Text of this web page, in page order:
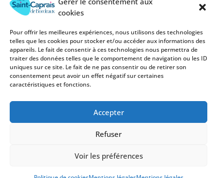
cookies
Pour offrir les meilleures expériences, nous utilisons des technologies
telles que les cookies pour stocker et/ou accéder aux informations des
appareils. Le fait de consentir à ces technologies nous permettra de
traiter des données telles que le comportement de navigation ou les ID
uniques sur ce site. Le fait de ne pas consentir ou de retirer son
consentement peut avoir un effet négatif sur certaines
caractéristiques et fonctions.
Accepter
Refuser
Voir les préférences
Politique de confidentialité